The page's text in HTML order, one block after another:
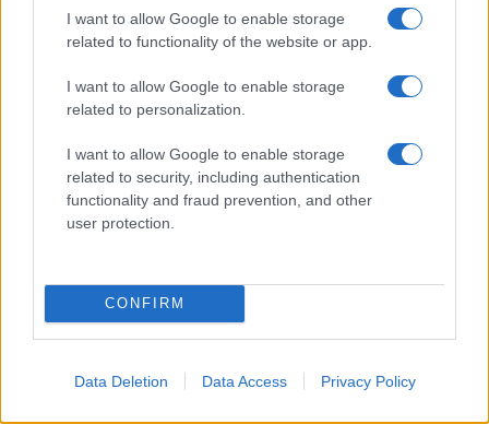
I want to allow Google to enable storage
related to functionality of the website or app.
I want to allow Google to enable storage
related to personalization.
I want to allow Google to enable storage
related to security, including authentication
functionality and fraud prevention, and other
user protection.
CONFIRM
Data Deletion Data Access Privacy Policy
09/08/26 - 12:00
9 Αυγούστου 1945: Η ρίψη της δεύτερης και τελευταίας
πρώτη ρίψη στη Χιροσίμα
ΑΜΥΝΑ
9 Αυγούστου 1823 : Σκοτώνεται πολεμώντας τους
Τουρκαλβανούς ο Μάρκος Μπότσαρης
ΔΙΕΘΝΗ
09/08/26 - 11:31
απογείωσης στο αεροδρόμιο του Σίδνεϊ
09/08/26 - 10:47
Ελληνικά ελικόπτερα Apache στη Σαουδική Αραβία;
ΔΙΕΘΝΗ